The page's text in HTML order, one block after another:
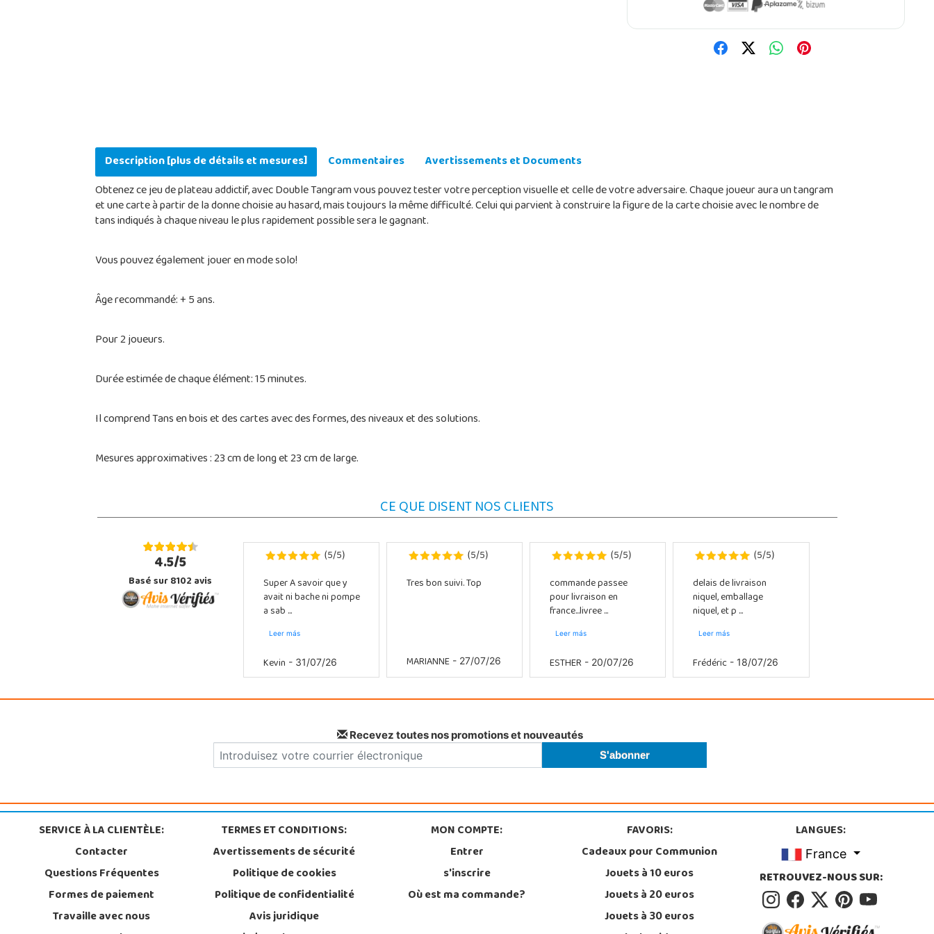
Description [plus de détails et mesures] Commentaires
Avertissements et Documents
Obtenez ce jeu de plateau addictif, avec Double Tangram vous pouvez tester votre perception visuelle et celle de votre adversaire. Chaque joueur aura un tangram
et une carte à partir de la donne choisie au hasard, mais toujours la même difficulté. Celui qui parvient à construire la figure de la carte choisie avec le nombre de
tans indiqués à chaque niveau le plus rapidement possible sera le gagnant.
Vous pouvez également jouer en mode solo!
Âge recommandé: + 5 ans.
Pour 2 joueurs.
Durée estimée de chaque élément: 15 minutes.
Il comprend Tans en bois et des cartes avec des formes, des niveaux et des solutions.
Mesures approximatives : 23 cm de long et 23 cm de large.
CE QUE DISENT NOS CLIENTS
4.5/5
Basé sur 8102 avis
(5/5)
Super A savoir que y
avait ni bache ni pompe
a sab ...
Leer más
Kevin - 31/07/26
(5/5)
Tres bon suivi. Top
MARIANNE- 27/07/26
(5/5)
commande passee
pour livraison en
france...livree ...
Leer más
ESTHER- 20/07/26
(5/5)
delais de livraison
niquel, emballage
niquel, et p ...
Leer más
Frédéric- 18/07/26
Recevez toutes nos promotions et nouveautés
SERVICE À LA CLIENTÈLE:
Contacter
Questions Fréquentes
Formes de paiement
Travaille avec nous
TERMES ET CONDITIONS:
Avertissements de sécurité
Politique de cookies
Politique de confidentialité
Avis juridique
MON COMPTE:
Entrer
s'inscrire
Où est ma commande?
FAVORIS:
Cadeaux pour Communion
Jouets à 10 euros
Jouets à 20 euros
Jouets à 30 euros
LANGUES:
France
RETROUVEZ-NOUS SUR: